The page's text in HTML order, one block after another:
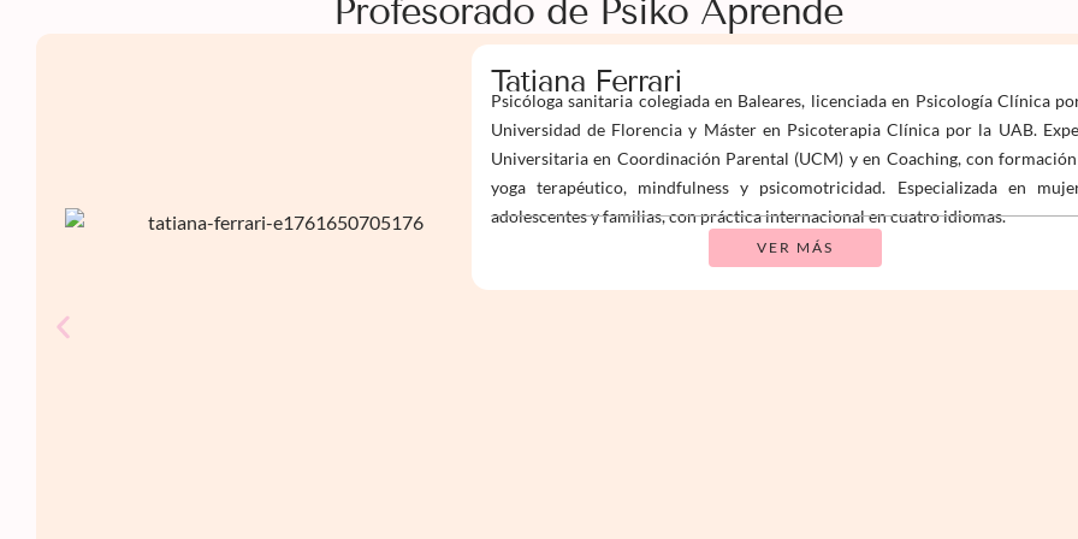
Profesorado de Psiko Aprende
Tatiana Ferrari
Psicóloga sanitaria colegiada en Baleares, licenciada en Psicología Clínica
Universidad de Florencia y Máster en Psicoterapia Clínica por la UAB.
Universitaria en Coordinación Parental (UCM) y en Coaching, con
yoga terapéutico, mindfulness y psicomotricidad. Especializada en
adolescentes y familias, con práctica internacional en cuatro idiomas.
VER MÁS